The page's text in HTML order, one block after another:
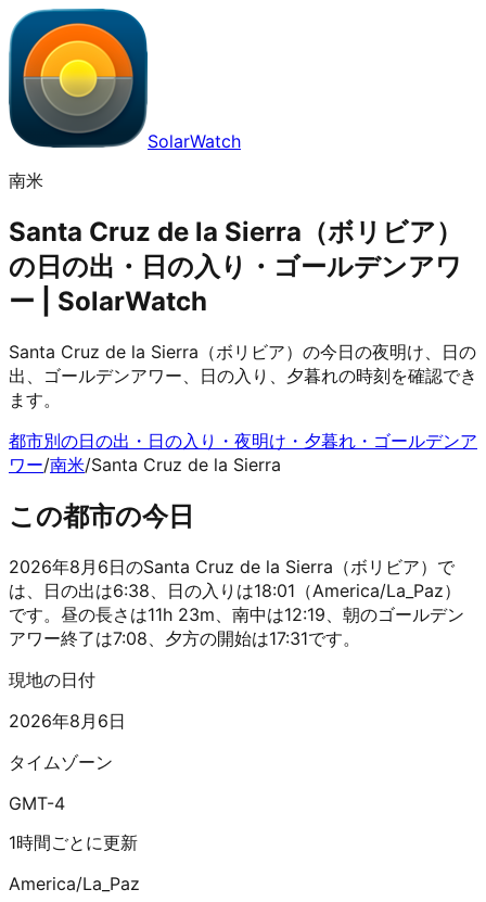
SolarWatch
南米
Santa Cruz de la Sierra（ボリビア）
の日の出・日の入り・ゴールデンアワ
ー | SolarWatch
Santa Cruz de la Sierra（ボリビア）の今日の夜明け、日の
出、ゴールデンアワー、日の入り、夕暮れの時刻を確認でき
ます。
都市別の日の出・日の入り・夜明け・夕暮れ・ゴールデンア
ワー/南米/Santa Cruz de la Sierra
この都市の今日
2026年8月6日のSanta Cruz de la Sierra（ボリビア）で
は、日の出は6:38、日の入りは18:01（America/La_Paz）
です。昼の長さは11h 23m、南中は12:19、朝のゴールデン
アワー終了は7:08、夕方の開始は17:31です。
現地の日付
2026年8月6日
タイムゾーン
GMT-4
1時間ごとに更新
America/La_Paz